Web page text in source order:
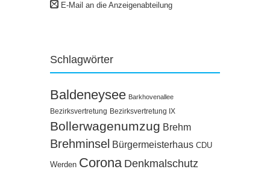
E-Mail an die Anzeigenabteilung
Schlagwörter
Baldeneysee Barkhovenallee
Bezirksvertretung Bezirksvertretung IX
Bollerwagenumzug Brehm
Brehminsel Bürgermeisterhaus CDU
Werden Corona Denkmalschutz